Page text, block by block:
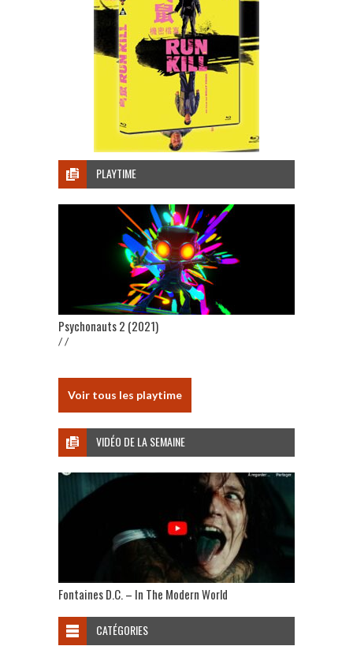
PLAYTIME
Psychonauts 2 (2021)
/ /
Voir tous les playtime
VIDÉO DE LA SEMAINE
Fontaines D.C. – In The Modern World
CATÉGORIES